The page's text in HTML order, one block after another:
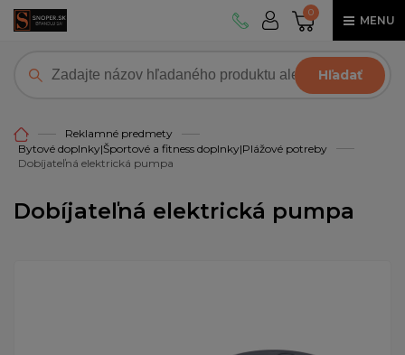
0
MENU
Hľadať
Reklamné predmety
Bytové doplnky|Športové a fitness doplnky|Plážové potreby
Dobíjateľná elektrická pumpa
Dobíjateľná elektrická pumpa